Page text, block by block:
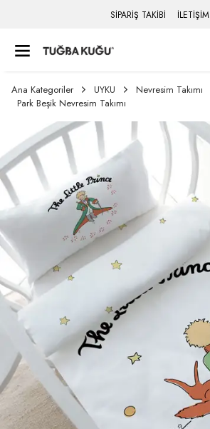
SİPARİŞ TAKİBİ İLETİŞİM
Ana Kategoriler UYKU
Nevresim Takımı
Park Beşik Nevresim Takımı